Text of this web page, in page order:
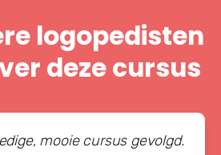
logopedisten
deze cursus
mooie cursus gevolgd.